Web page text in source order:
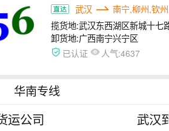
武汉
南宁,柳州,钦
揽货地:武汉东西湖区新城十七
卸货地:广西南宁兴宁区
已认证 人气:4637
华南专线
运公司
武汉